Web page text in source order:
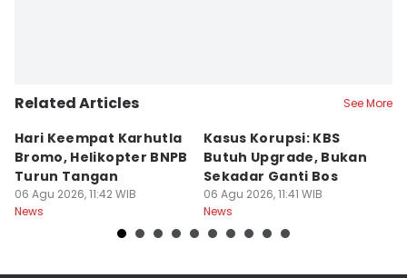
Related Articles See More
Hari Keempat Karhutla
Bromo, Helikopter BNPB
Turun Tangan
06 Agu 2026, 11:42 WIB
News
Kasus Korupsi: KBS
Butuh Upgrade, Bukan
Sekadar Ganti Bos
06 Agu 2026, 11:41 WIB
News